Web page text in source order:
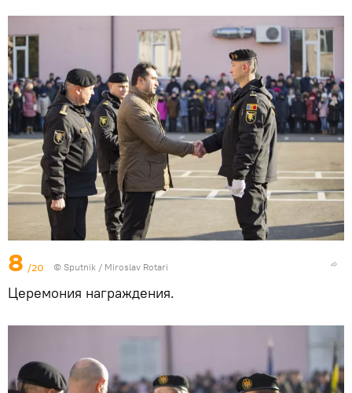
8 /20 © Sputnik / Miroslav Rotari
Церемония награждения.